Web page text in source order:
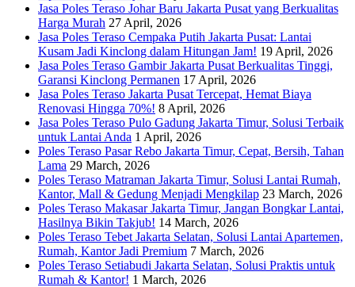
Jasa Poles Teraso Johar Baru Jakarta Pusat yang Berkualitas
Harga Murah 27 April, 2026
Jasa Poles Teraso Cempaka Putih Jakarta Pusat: Lantai
Kusam Jadi Kinclong dalam Hitungan Jam! 19 April, 2026
Jasa Poles Teraso Gambir Jakarta Pusat Berkualitas Tinggi,
Garansi Kinclong Permanen 17 April, 2026
Jasa Poles Teraso Jakarta Pusat Tercepat, Hemat Biaya
Renovasi Hingga 70%! 8 April, 2026
Jasa Poles Teraso Pulo Gadung Jakarta Timur, Solusi Terbaik
untuk Lantai Anda 1 April, 2026
Poles Teraso Pasar Rebo Jakarta Timur, Cepat, Bersih, Tahan
Lama 29 March, 2026
Poles Teraso Matraman Jakarta Timur, Solusi Lantai Rumah,
Kantor, Mall & Gedung Menjadi Mengkilap 23 March, 2026
Poles Teraso Makasar Jakarta Timur, Jangan Bongkar Lantai,
Hasilnya Bikin Takjub! 14 March, 2026
Poles Teraso Tebet Jakarta Selatan, Solusi Lantai Apartemen,
Rumah, Kantor Jadi Premium 7 March, 2026
Poles Teraso Setiabudi Jakarta Selatan, Solusi Praktis untuk
Rumah & Kantor! 1 March, 2026